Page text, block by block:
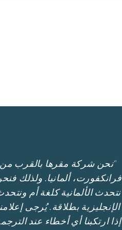
“نحن شركة مقرها بالقرب من
فرانكفورت، ألمانيا. ولذلك
نتحدث الألمانية كلغة أم
الإنجليزية بطلاقة. يُرجى
إذا ارتكبنا أي أخطاء عند